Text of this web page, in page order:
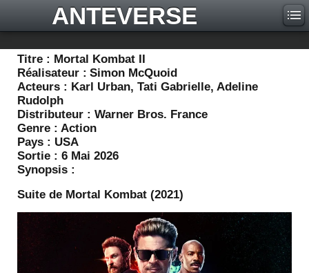
ANTEVERSE
Titre : Mortal Kombat II
Réalisateur : Simon McQuoid
Acteurs : Karl Urban, Tati Gabrielle, Adeline
Rudolph
Distributeur : Warner Bros. France
Genre : Action
Pays : USA
Sortie : 6 Mai 2026
Synopsis :
Suite de Mortal Kombat (2021)